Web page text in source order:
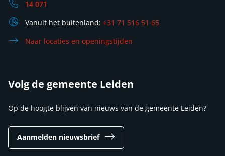
14 071
Vanuit het buitenland: +31 71 516 51 65
Naar locaties en openingstijden
Volg de gemeente Leiden
Op de hoogte blijven van nieuws van de gemeente Leiden?
Aanmelden nieuwsbrief